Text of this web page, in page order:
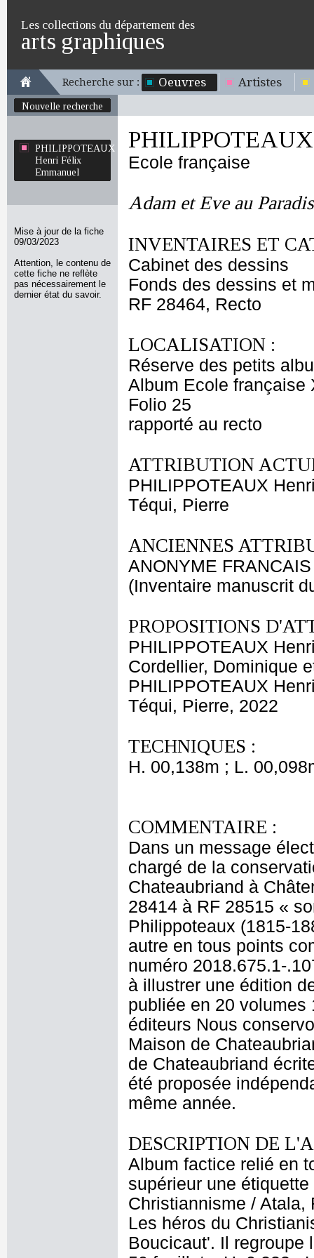
Les collections du département des
arts graphiques
Recherche sur : Oeuvres Artistes
Nouvelle recherche
PHILIPPOTEAUX
Henri Félix
Emmanuel
Mise à jour de la fiche
09/03/2023
Attention, le contenu de
cette fiche ne reflète
pas nécessairement le
dernier état du savoir.
Ecole française
Adam et Eve au
INVENTAIRES ET
Cabinet des dessins
Fonds des dessins et
RF 28464, Recto
LOCALISATION :
Réserve des petits
Album Ecole française
Folio 25
rapporté au recto
ATTRIBUTION
PHILIPPOTEAUX
Téqui, Pierre
ANCIENNES
ANONYME
(Inventaire manuscrit
PROPOSITIONS
PHILIPPOTEAUX
Cordellier, Dominique
PHILIPPOTEAUX
Téqui, Pierre, 2022
TECHNIQUES :
H. 00,138m ; L.
COMMENTAIRE :
Dans un message
chargé de la
Chateaubriand à
28414 à RF 28515 «
Philippoteaux (1815-
autre en tous points
numéro 2018.675.1-
à illustrer une édition
publiée en 20 volumes
éditeurs Nous
Maison de
de Chateaubriand
été proposée
même année.
DESCRIPTION DE
Album factice relié en
supérieur une
Christiannisme / Atala,
Les héros du
Boucicaut'. Il regroupe